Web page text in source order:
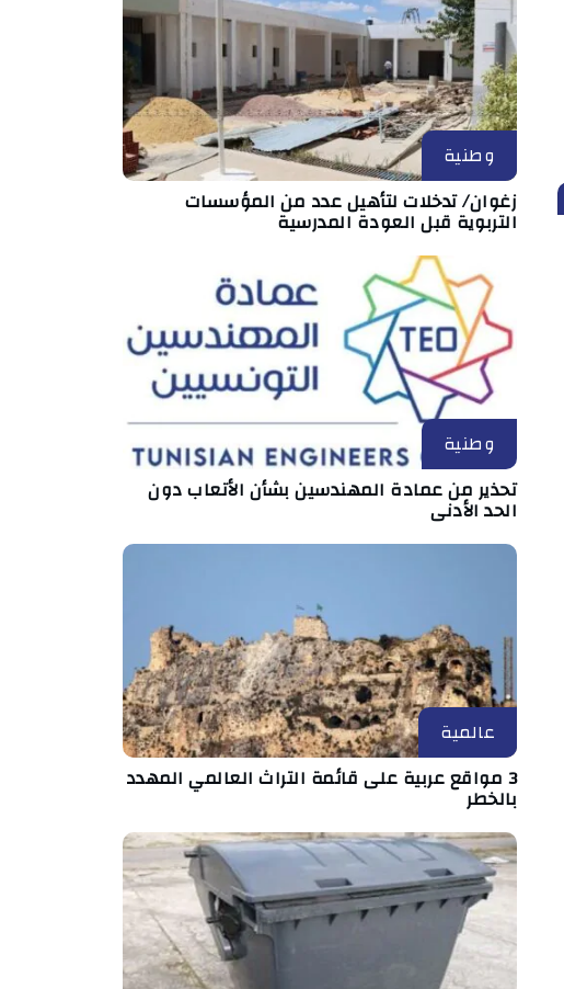
وطنية
زغوان/ تدخلات لتأهيل عدد من المؤسسات
التربوية قبل العودة المدرسية
وطنية
تحذير من عمادة المهندسين بشأن الأتعاب دون
الحد الأدنى
عالمية
3 مواقع عربية على قائمة التراث العالمي المهدد
بالخطر